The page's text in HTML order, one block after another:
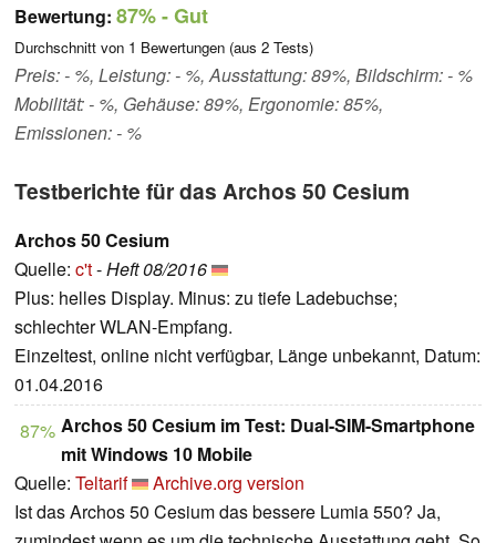
Bewertung: 87%- Gut
Durchschnitt von 1 Bewertungen (aus 2 Tests)
Preis: - %, Leistung: - %, Ausstattung: 89%, Bildschirm: - %
Mobilität: - %, Gehäuse: 89%, Ergonomie: 85%,
Emissionen: - %
Testberichte für das Archos 50 Cesium
Archos 50 Cesium
Quelle: c't-Heft 08/2016
Plus: helles Display. Minus: zu tiefe Ladebuchse;
schlechter WLAN-Empfang.
Einzeltest, online nicht verfügbar, Länge unbekannt, Datum:
01.04.2016
87% Archos 50 Cesium im Test: Dual-SIM-Smartphone
mit Windows 10 Mobile
Quelle: Teltarif
Archive.org version
Ist das Archos 50 Cesium das bessere Lumia 550? Ja,